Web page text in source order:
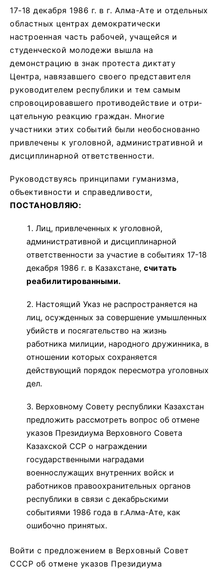
17-18 декабря 1986 г. в г. Алма-Ате и отдельных
областных центрах демократически
настроенная часть рабочей, учащейся и
студенческой молодежи вышла на
демонстрацию в знак протеста диктату
Центра, навязавшего своего представителя
руководителем республики и тем самым
спровоцировавшего противодействие и отри­
цательную реакцию граждан. Многие
участники этих событий были необоснованно
привлечены к уголовной, административной и
дисциплинарной ответственности.
Руководствуясь принципами гуманизма,
объективности и справедливости,
ПОСТАНОВЛЯЮ:
Лиц, привлеченных к уголовной,
административной и дисциплинарной
ответственности за участие в событиях 17-18
декабря 1986 г. в Казахстане,считать
реабилитированными.
Настоящий Указ не распространяется на
лиц, осужденных за совершение умышленных
убийств и посягательство на жизнь
работника милиции, народного дружинника, в
отношении которых сохраняется
действующий порядок пересмотра уголовных
дел.
Верховному Совету республики Казахстан
предложить рассмотреть воп­рос об отмене
указов Президиума Верховного Совета
Казахской ССР о награждении
государственными наградами
военнослужащих внутренних войск и
работников правоохранительных органов
республики в связи с декабрьскими
событиями 1986 года в г.Алма-Ате, как
ошибочно принятых.
Войти с предложением в Верховный Совет
СССР об отмене ука­зов Президиума